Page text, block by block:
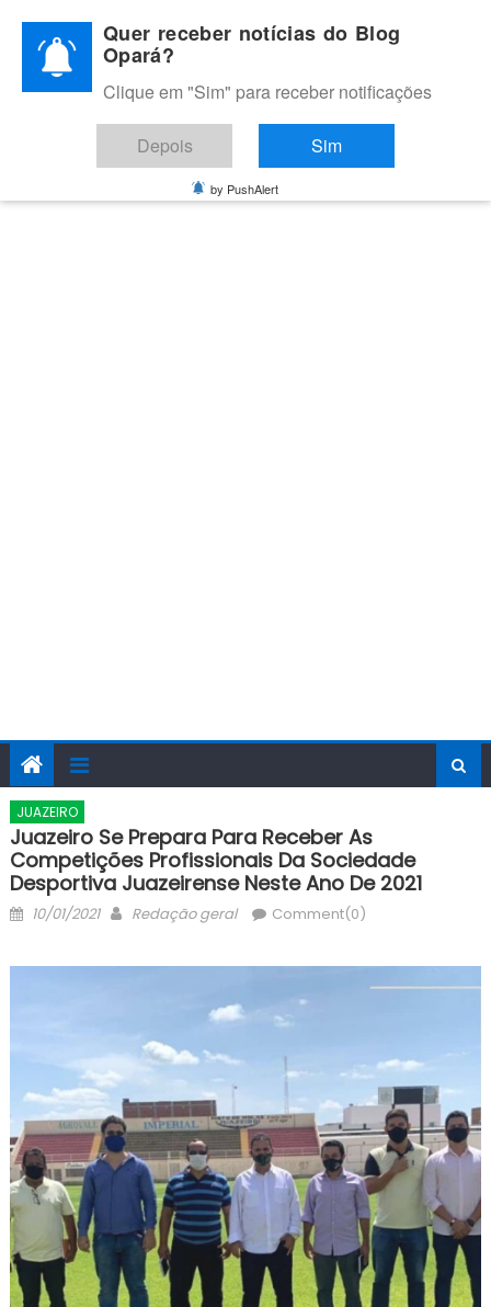
content
BLOG OPARÁ
Melhores notícias de Juazeiro, Petrolina e do Vale do São
Francisco
JUAZEIRO
Juazeiro Se Prepara Para Receber As
Competições Profissionais Da Sociedade
Desportiva Juazeirense Neste Ano De 2021
Posted
10/01/2021 Author
Redação geral Comment(0)
Quer receber notícias do Blog
Opará?
Clique em "Sim" para receber notificações
Depois Sim
by PushAlert